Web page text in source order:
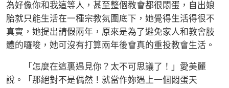
為好像你和我這等人，甚至整個教會都很悶蛋，自出娘
胎就只能生活在一種宗教氛圍底下，她覺得生活得很不
真實，她提出請假兩年，原來是為了避免家人和教會肢
體的囉唆，她可沒有打算兩年後會真的重投教會生活。
「怎麼在這裏遇見你？太不可思議了！」愛美麗
說。「那絕對不是偶然！就當作妳遇上一個悶蛋天